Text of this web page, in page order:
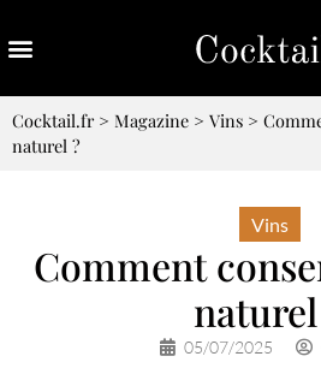
Cocktail.fr> Magazine > Vins >
naturel ?
Vins
Comment
05/07/2025